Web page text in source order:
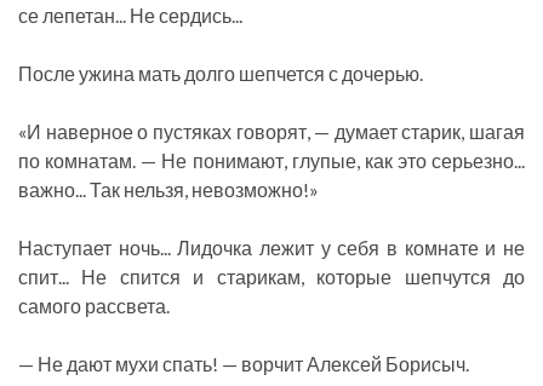
се лепетан... Не сердись...
После ужина мать долго шепчется с дочерью.
«И наверное о пустяках говорят, — думает старик, шагая
по комнатам. — Не понимают, глупые, как это серьезно...
важно... Так нельзя, невозможно!»
Наступает ночь... Лидочка лежит у себя в комнате и не
спит... Не спится и старикам, которые шепчутся до
самого рассвета.
— Не дают мухи спать! — ворчит Алексей Борисыч.